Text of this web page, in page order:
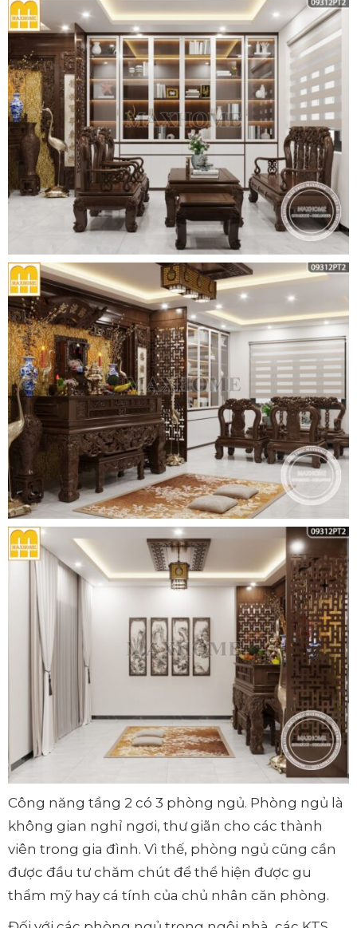
Công năng tầng 2 có 3 phòng ngủ. Phòng ngủ là
không gian nghỉ ngơi, thư giãn cho các thành
viên trong gia đình. Vì thế, phòng ngủ cũng cần
được đầu tư chăm chút để thể hiện được gu
thẩm mỹ hay cá tính của chủ nhân căn phòng.